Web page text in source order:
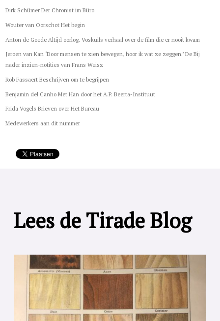
Dirk Schümer Der Chronist im Büro
Wouter van Oorschot Het begin
Anton de Goede Altijd oorlog. Voskuils verhaal over de film die er nooit kwam
Jeroen van Kan ‘Door mensen te zien bewegen, hoor ik wat ze zeggen.’ De Bij
nader inzien-notities van Frans Weisz
Rob Fassaert Beschrijven om te begrijpen
Benjamin del Canho Met Han door het A.P. Beerta-Instituut
Frida Vogels Brieven over Het Bureau
Medewerkers aan dit nummer
Lees de Tirade Blog